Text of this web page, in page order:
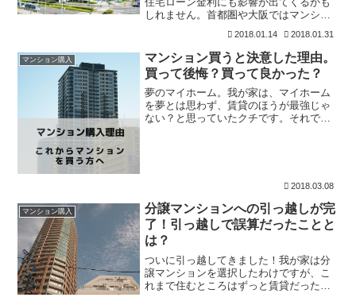
しれません。首都圏や大阪ではマンショ
う側としてはありがたいのですね。低金
利を活かして、「頭金ゼロでも購入でき
ます！」というような営業
2018.01.14 2018.01.31
マンション購入
マンション買うと決意した理由。
買って後悔？買って良かった？
夢のマイホーム。我が家は、マイホーム
を夢とは思わず、賃貸のほうが最強じゃ
ない？と思っていたクチです。それで
2018.03.08
マンション購入
分譲マンションへの引っ越しが完
了！引っ越しで誤算だったことと
は？
ついに引っ越してきました！我が家は分
譲マンションを選択したわけですが、こ
れまで住むところはずっと賃貸だったの